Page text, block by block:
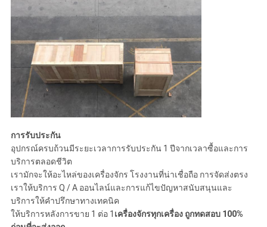
การรับประกัน
อุปกรณ์ครบถ้วนมีระยะเวลาการรับประกัน 1 ปีจากเวลาซื้อและการ
บริการตลอดชีวิต
เรามักจะให้อะไหล่ของเครื่องจักร โรงงานที่น่าเชื่อถือ การจัดส่งตรง
เราให้บริการ Q / A ออนไลน์และการแก้ไขปัญหาสนับสนุนและ
บริการให้คําปรึกษาทางเทคนิค
ให้บริการหลังการขาย 1 ต่อ 1 เครื่องจักรทุกเครื่อง ถูกทดสอบ 100%